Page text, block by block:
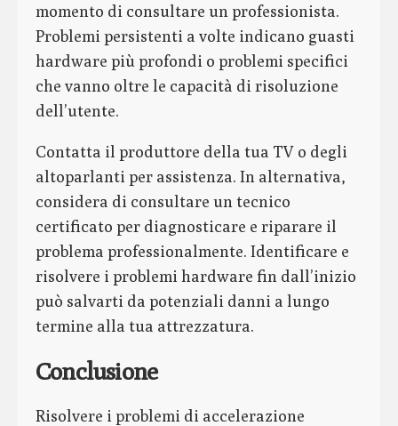
momento di consultare un professionista.
Problemi persistenti a volte indicano guasti
hardware più profondi o problemi specifici
che vanno oltre le capacità di risoluzione
dell’utente.
Contatta il produttore della tua TV o degli
altoparlanti per assistenza. In alternativa,
considera di consultare un tecnico
certificato per diagnosticare e riparare il
problema professionalmente. Identificare e
risolvere i problemi hardware fin dall’inizio
può salvarti da potenziali danni a lungo
termine alla tua attrezzatura.
Conclusione
Risolvere i problemi di accelerazione